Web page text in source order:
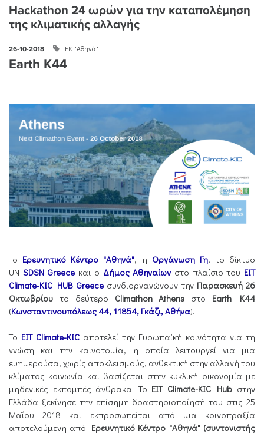
Hackathon 24 ωρών για την καταπολέμηση
της κλιματικής αλλαγής
26-10-2018 ΕΚ "Αθηνά"
Earth K44
Το Ερευνητικό Κέντρο "Αθηνά", η Οργάνωση Γη, το δίκτυο
UN SDSN Greece και ο Δήμος Αθηναίων στο πλαίσιο του EIT
Climate-KIC HUB Greece συνδιοργανώνουν την Παρασκευή 26
Οκτωβρίου το δεύτερο Climathon Athens στο Earth K44
(Κωνσταντινουπόλεως 44, 11854, Γκάζι, Αθήνα).
Το EIT Climate-KIC αποτελεί την Ευρωπαϊκή κοινότητα για τη
γνώση και την καινοτομία, η οποία λειτουργεί για μια
ευημερούσα, χωρίς αποκλεισμούς, ανθεκτική στην αλλαγή του
κλίματος κοινωνία και βασίζεται στην κυκλική οικονομία με
μηδενικές εκπομπές άνθρακα. Το EIT Climate-KIC Hub στην
Ελλάδα ξεκίνησε την επίσημη δραστηριοποίησή του στις 25
Μαΐου 2018 και εκπροσωπείται από μια κοινοπραξία
αποτελούμενη από: Ερευνητικό Κέντρο "Αθηνά" (συντονιστής